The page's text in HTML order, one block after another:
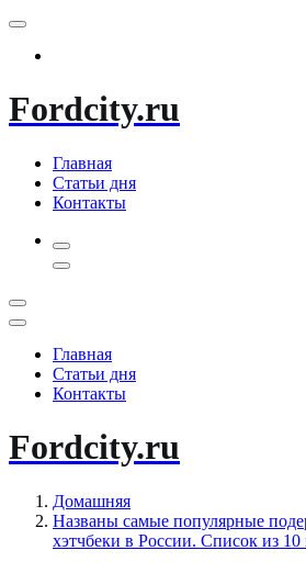
Перейти
содержимому
Fordcity.ru
Главная
Статьи дня
Контакты
Главная
Статьи дня
Контакты
Fordcity.ru
Домашняя
Названы самые популярные
хэтчбеки в России. Список из 10